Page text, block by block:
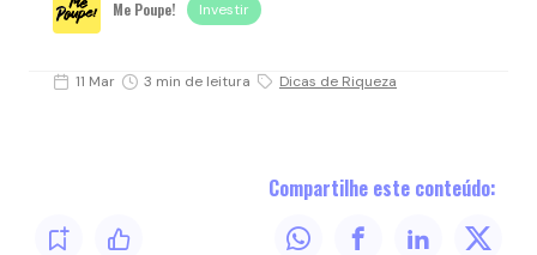
Me Poupe! Investir
11 Mar 3 min de leitura Dicas de Riqueza
Compartilhe este conteúdo: